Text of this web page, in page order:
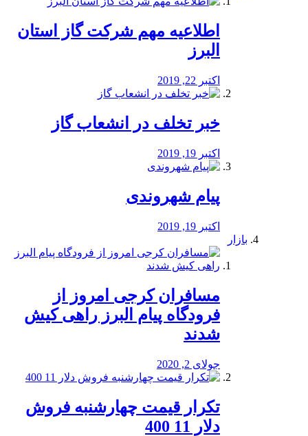
️اطلاعیه مهم شرکت گاز استان
البرز
اکتبر 22, 2019
خبر تخلف در انشعاب گاز
اکتبر 19, 2019
پیام شهروندی
اکتبر 19, 2019
بازار
مسافران کرجی امروز از
فرودگاه پیام البرز راهی کیش
شدند
جولای 2, 2020
تکرار قیمت چهارشنبه فروش
دلار 11 400